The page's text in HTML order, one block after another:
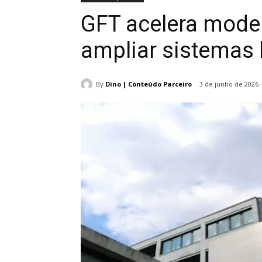
GFT acelera
ampliar sistemas
By Dino | Conteúdo Parceiro 3 de junho de 2026